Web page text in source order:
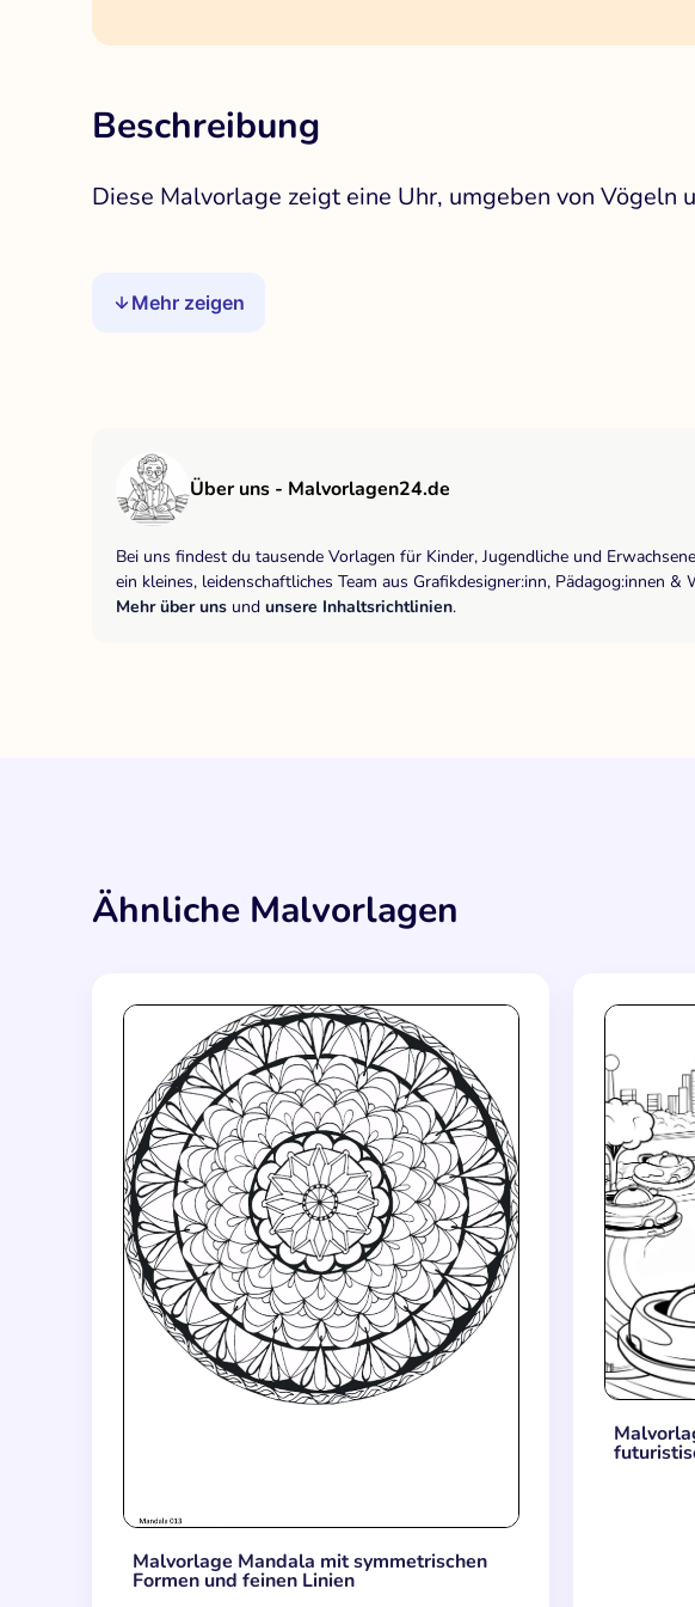
Beschreibung
Diese Malvorlage zeigt eine Uhr, umgeben von
Mehr zeigen
Über uns - Malvorlagen24.de
Bei uns findest du tausende Vorlagen für Kinder, Jugendliche und
ein kleines, leidenschaftliches Team aus Grafikdesigner:inn, Pädagog:innen
Mehr über uns und unsere Inhaltsrichtlinien.
Ähnliche Malvorlagen
Malvorlage Mandala mit symmetrischen
Formen und feinen Linien